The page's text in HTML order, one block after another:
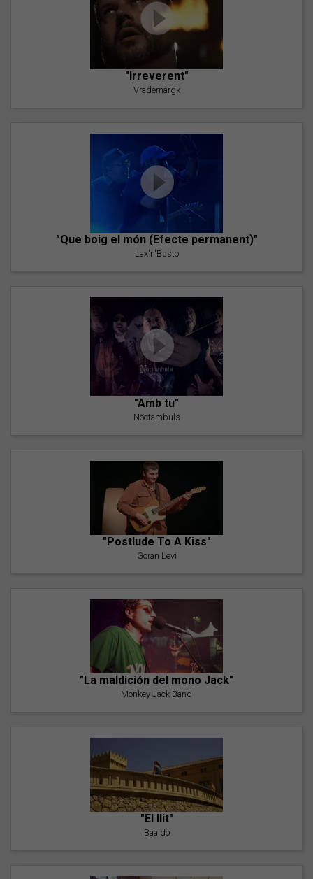
"Irreverent"
Vrademargk
"Que boig el món (Efecte permanent)"
Lax'n'Busto
"Amb tu"
Nöctambuls
"Postlude To A Kiss"
Goran Levi
"La maldición del mono Jack"
Monkey Jack Band
"El llit"
Baaldo